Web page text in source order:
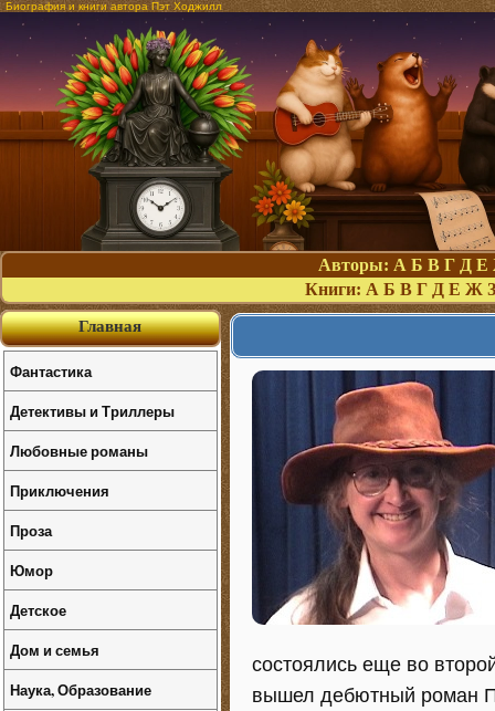
Биография и книги автора Пэт Ходжилл
Авторы: А Б В Г Д Е
Книги: А Б В Г Д Е Ж З
состоялись еще во
вышел дебютный роман
Главная
Фантастика
Детективы и Триллеры
Любовные романы
Приключения
Проза
Юмор
Детское
Дом и семья
Наука, Образование